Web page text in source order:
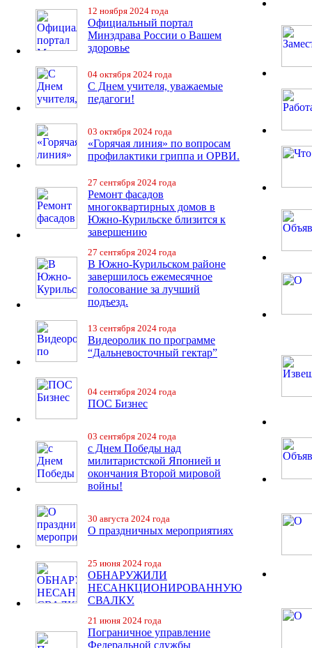
12 ноября 2024 года
Официальный портал
Минздрава России о Вашем
здоровье
04 октября 2024 года
С Днем учителя, уважаемые
педагоги!
03 октября 2024 года
«Горячая линия» по вопросам
профилактики гриппа и ОРВИ.
27 сентября 2024 года
Ремонт фасадов
многоквартирных домов в
Южно-Курильске близится к
завершению
27 сентября 2024 года
В Южно-Курильском районе
завершилось ежемесячное
голосование за лучший
подъезд.
13 сентября 2024 года
Видеоролик по программе
“Дальневосточный гектар”
04 сентября 2024 года
ПОС Бизнес
03 сентября 2024 года
с Днем Победы над
милитаристской Японией и
окончания Второй мировой
войны!
30 августа 2024 года
О праздничных мероприятиях
25 июня 2024 года
ОБНАРУЖИЛИ
НЕСАНКЦИОНИРОВАННУЮ
СВАЛКУ.
21 июня 2024 года
Пограничное управление
Федеральной службы